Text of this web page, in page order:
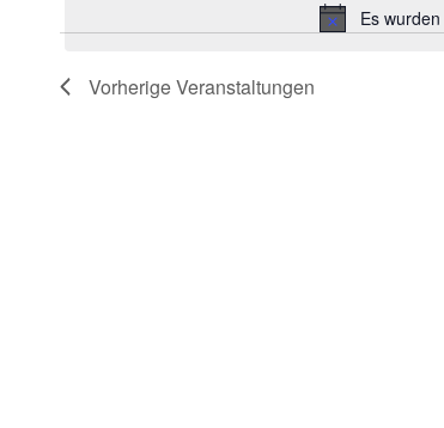
Es
VorherigeVeranstaltungen